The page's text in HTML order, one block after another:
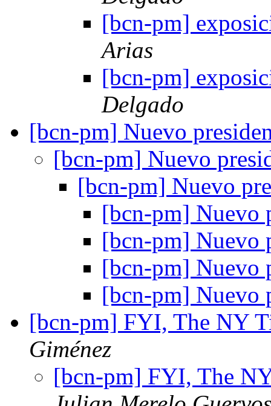
[bcn-pm]
Arias
[bcn-pm]
Delgado
[bcn-pm] Nuevo
[bcn-pm] Nuevo
[bcn-pm] Nuevo
[bcn-pm] Nuevo
[bcn-pm] Nuevo
[bcn-pm] Nuevo
[bcn-pm] Nuevo
[bcn-pm] FYI, The NY
Giménez
[bcn-pm] FYI, The